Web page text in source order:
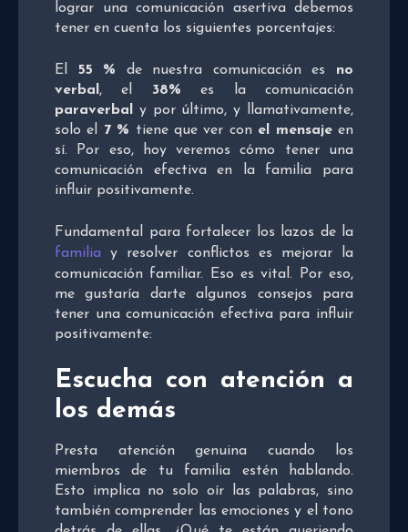
lograr una comunicación asertiva debemos
tener en cuenta los siguientes porcentajes:
El 55 % de nuestra comunicación es no
verbal, el 38%es la comunicación
paraverbal y por último, y llamativamente,
solo el 7 % tiene que ver con el mensajeen
sí. Por eso, hoy veremos cómo tener una
comunicación efectiva en la familia para
influir positivamente.
Fundamental para fortalecer los lazos de la
familia y resolver conflictos es mejorar la
comunicación familiar. Eso es vital. Por eso,
me gustaría darte algunos consejos para
tener una comunicación efectiva para influir
positivamente:
Escucha con atención a
los demás
Presta atención genuina cuando los
miembros de tu familia estén hablando.
Esto implica no solo oír las palabras, sino
también comprender las emociones y el tono